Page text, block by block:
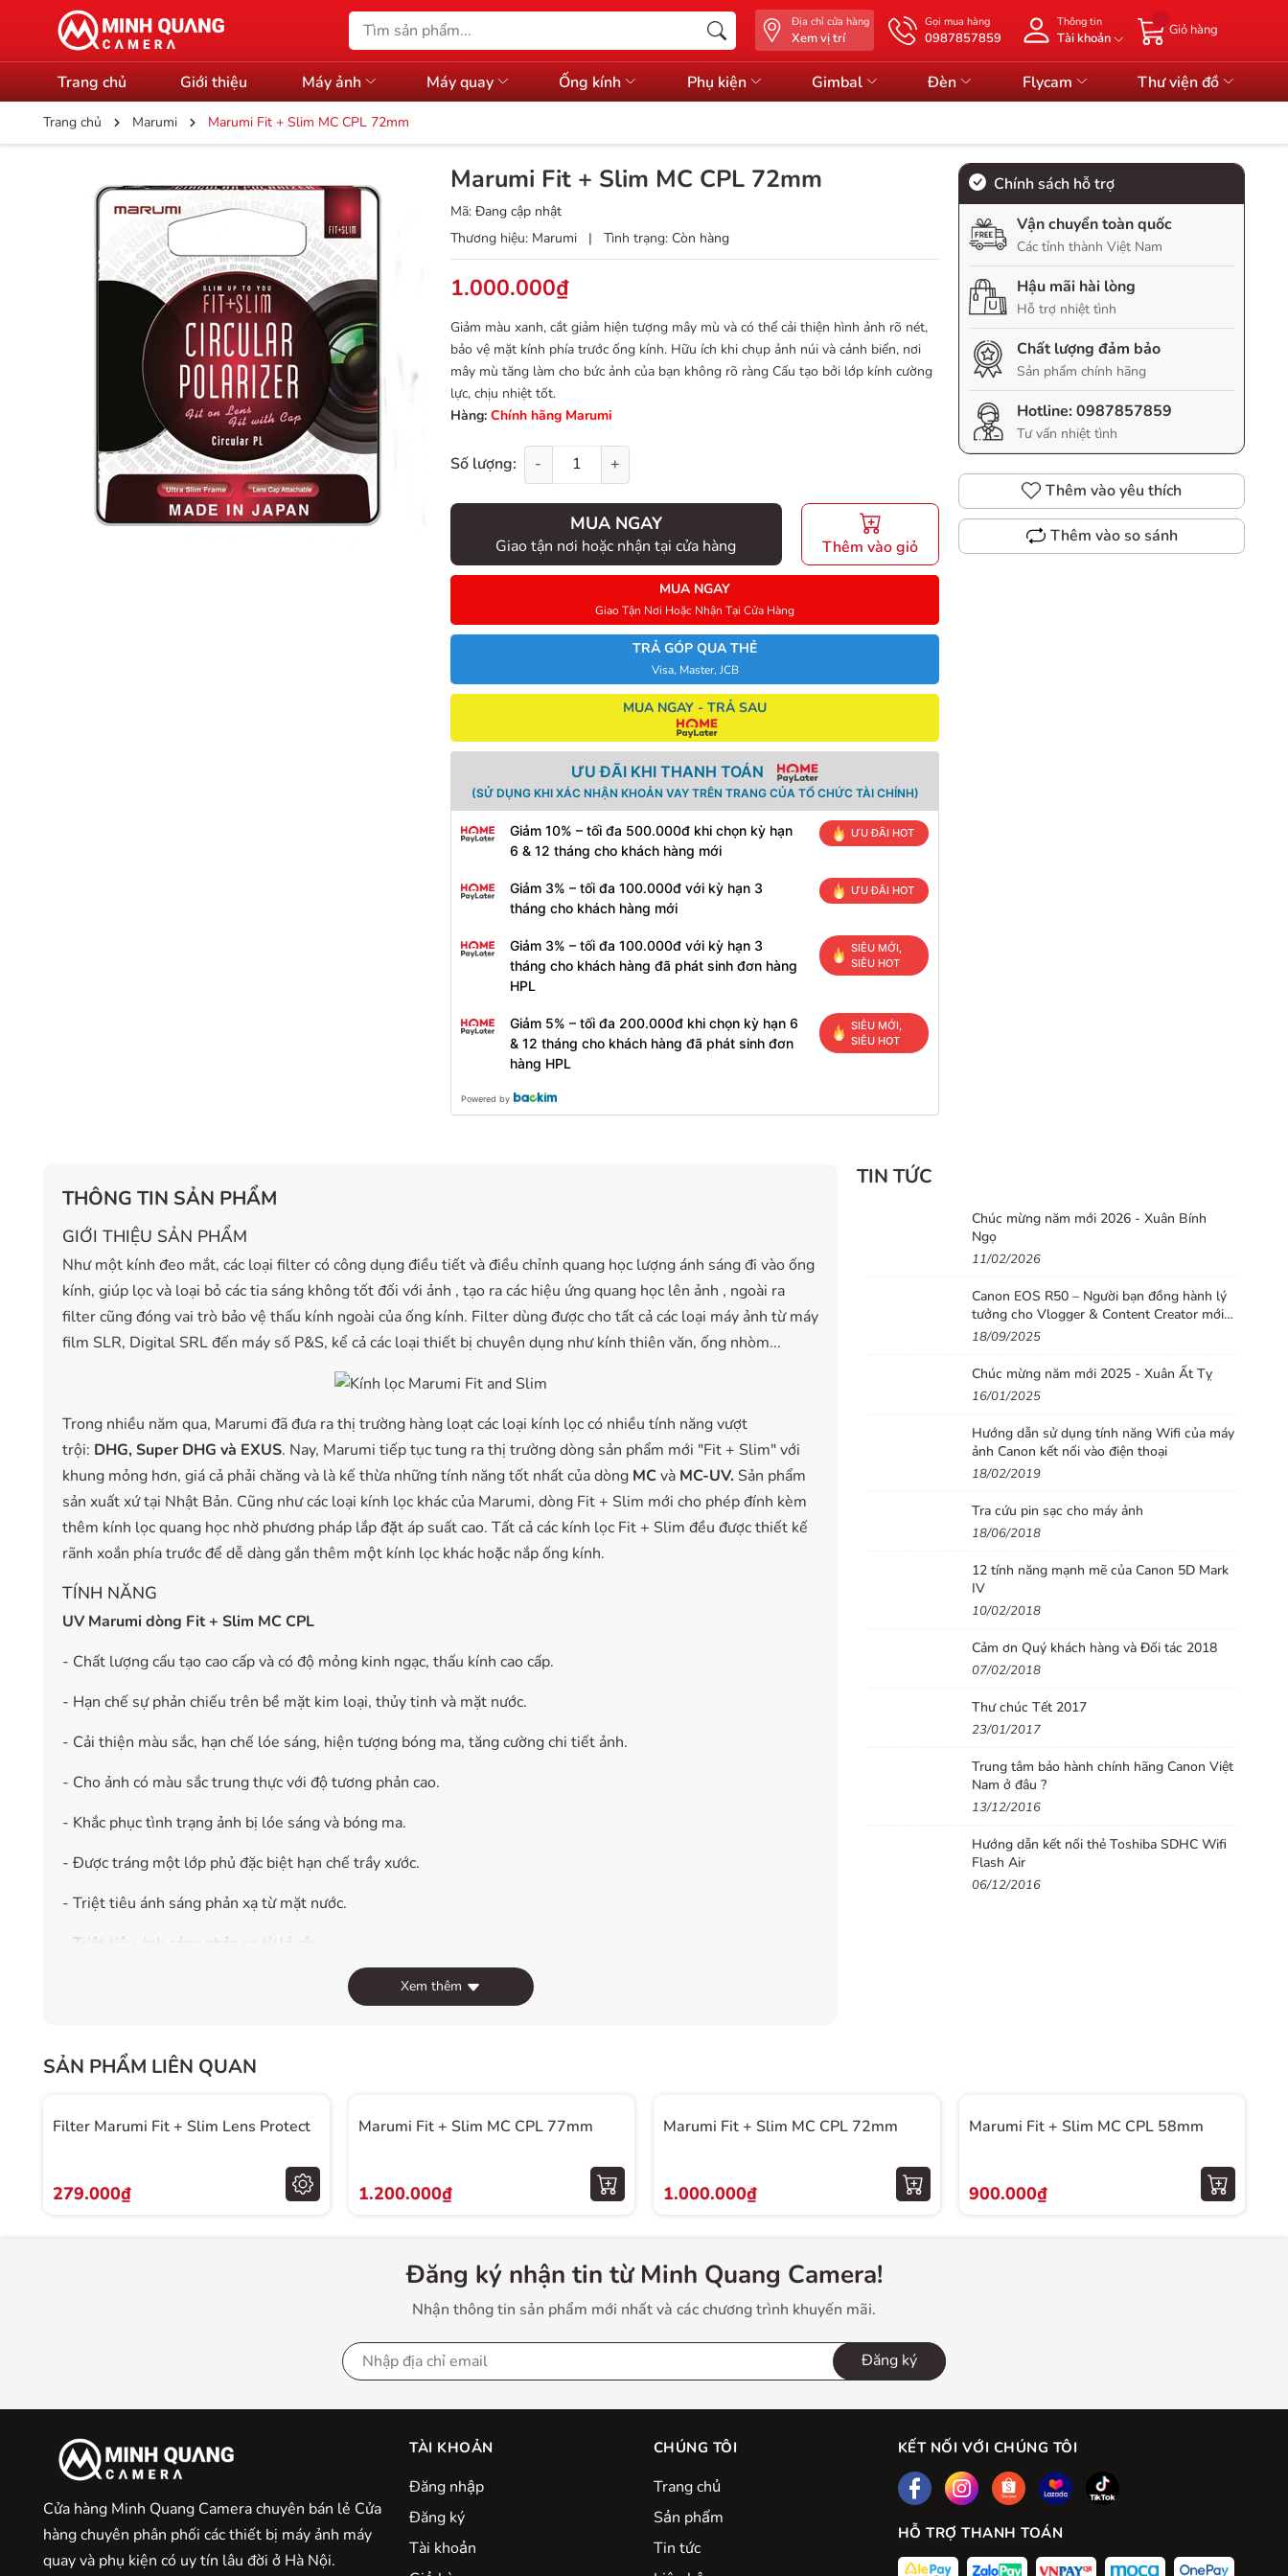
Địa chỉ cửa hàng
Xem vị trí
Gọi mua hàng
0987857859
Thông tin
Tài khoản
Giỏ hàng
Trang chủ Giới thiệu Máy ảnh Máy quay Ống kính Phụ kiện Gimbal Đèn Flycam Thư viện đồ
Trang chủ Marumi Marumi Fit + Slim MC CPL 72mm
Marumi Fit + Slim MC CPL 72mm
Mã: Đang cập nhật
Thương hiệu: Marumi | Tình trạng: Còn hàng
1.000.000₫
Giảm màu xanh, cắt giảm hiện tượng mây mù và có thể cải thiện hình ảnh rõ nét,
bảo vệ mặt kính phía trước ống kính. Hữu ích khi chụp ảnh núi và cảnh biển, nơi
mây mù tăng làm cho bức ảnh của bạn không rõ ràng Cấu tạo bởi lớp kính cường
lực, chịu nhiệt tốt.
Hàng: Chính hãng Marumi
Số lượng: - +
MUA NGAY
Giao tận nơi hoặc nhận tại cửa hàng Thêm vào giỏ
MUA NGAY
Giao Tận Nơi Hoặc Nhận Tại Cửa Hàng
TRẢ GÓP QUA THẺ
Visa, Master, JCB
MUA NGAY - TRẢ SAU
ƯU ĐÃI KHI THANH TOÁN
(SỬ DỤNG KHI XÁC NHẬN KHOẢN VAY TRÊN TRANG CỦA TỔ CHỨC TÀI CHÍNH)
Giảm 10% – tối đa 500.000đ khi chọn kỳ hạn
6 & 12 tháng cho khách hàng mới
ƯU ĐÃI HOT
Giảm 3% – tối đa 100.000đ với kỳ hạn 3
tháng cho khách hàng mới
ƯU ĐÃI HOT
Giảm 3% – tối đa 100.000đ với kỳ hạn 3
tháng cho khách hàng đã phát sinh đơn hàng
HPL
SIÊU MỚI,
SIÊU HOT
Giảm 5% – tối đa 200.000đ khi chọn kỳ hạn 6
& 12 tháng cho khách hàng đã phát sinh đơn
hàng HPL
SIÊU MỚI,
SIÊU HOT
Powered by
Chính sách hỗ trợ
Vận chuyển toàn quốc
Các tỉnh thành Việt Nam
Hậu mãi hài lòng
Hỗ trợ nhiệt tình
Chất lượng đảm bảo
Sản phẩm chính hãng
Hotline:0987857859
Tư vấn nhiệt tình
Thêm vào yêu thích
Thêm vào so sánh
THÔNG TIN SẢN PHẨM
GIỚI THIỆU SẢN PHẨM
Như một kính đeo mắt, các loại filter có công dụng điều tiết và điều chỉnh quang học lượng ánh sáng đi vào ống
kính, giúp lọc và loại bỏ các tia sáng không tốt đối với ảnh , tạo ra các hiệu ứng quang học lên ảnh , ngoài ra
filter cũng đóng vai trò bảo vệ thấu kính ngoài của ống kính. Filterdùng được cho tất cả các loại máy ảnh từ máy
film SLR, Digital SRL đến máy số P&S, kể cả các loại thiết bị chuyên dụng như kính thiên văn, ống nhòm...
Trong nhiều năm qua, Marumi đã đưa ra thị trường hàng loạt các loại kính lọc có nhiều tính năng vượt
trội: DHG, Super DHG và EXUS. Nay, Marumi tiếp tục tung ra thị trường dòng sản phẩm mới "Fit + Slim" với
khung mỏng hơn, giá cả phải chăng và là kế thừa những tính năng tốt nhất của dòng MCvà MC-UV. Sản phẩm
sản xuất xứ tại Nhật Bản. Cũng như các loại kính lọc khác của Marumi, dòng Fit + Slim mới cho phép đính kèm
thêm kính lọc quang học nhờ phương pháp lắp đặt áp suất cao. Tất cả các kính lọc Fit + Slim đều được thiết kế
rãnh xoắn phía trước để dễ dàng gắn thêm một kính lọc khác hoặc nắp ống kính.
TÍNH NĂNG
UV Marumi dòng Fit + Slim MC CPL
- Chất lượng cấu tạo cao cấp và có độ mỏng kinh ngạc, thấu kính cao cấp.
- Hạn chế sự phản chiếu trên bề mặt kim loại, thủy tinh và mặt nước.
- Cải thiện màu sắc, hạn chế lóe sáng, hiện tượng bóng ma, tăng cường chi tiết ảnh.
- Cho ảnh có màu sắc trung thực với độ tương phản cao.
- Khắc phục tình trạng ảnh bị lóe sáng và bóng ma.
- Được tráng một lớp phủ đặc biệt hạn chế trầy xước.
- Triệt tiêu ánh sáng phản xạ từ mặt nước.
- Triệt tiêu ánh sáng phản xạ từ lá cây.
- Cho bầu trời xanh hơn, mây nổi khối hơn.
- Cho ảnh trong trẻo và nét căng hơn.
Xem thêm
TIN TỨC
Chúc mừng năm mới 2026 - Xuân Bính
Ngọ
11/02/2026
Canon EOS R50 – Người bạn đồng hành lý
tưởng cho Vlogger & Content Creator mới
bắt đầu
18/09/2025
Chúc mừng năm mới 2025 - Xuân Ất Tỵ
16/01/2025
Hướng dẫn sử dụng tính năng Wifi của máy
ảnh Canon kết nối vào điện thoại
18/02/2019
Tra cứu pin sạc cho máy ảnh
18/06/2018
12 tính năng mạnh mẽ của Canon 5D Mark
IV
10/02/2018
Cảm ơn Quý khách hàng và Đối tác 2018
07/02/2018
Thư chúc Tết 2017
23/01/2017
Trung tâm bảo hành chính hãng Canon Việt
Nam ở đâu ?
13/12/2016
Hướng dẫn kết nối thẻ Toshiba SDHC Wifi
Flash Air
06/12/2016
SẢN PHẨM LIÊN QUAN
Filter Marumi Fit + Slim Lens Protect
279.000₫
Marumi Fit + Slim MC CPL 77mm
1.200.000₫
Marumi Fit + Slim MC CPL 72mm
1.000.000₫
Marumi Fit + Slim MC CPL 58mm
900.000₫
Đăng ký nhận tin từ Minh Quang Camera!
Nhận thông tin sản phẩm mới nhất và các chương trình khuyến mãi.
Đăng ký
Cửa hàng Minh Quang Camera chuyên bán lẻ Cửa
hàng chuyên phân phối các thiết bị máy ảnh máy
quay và phụ kiện có uy tín lâu đời ở Hà Nội.
TÀI KHOẢN
Đăng nhập
Đăng ký
Tài khoản
CHÚNG TÔI
Trang chủ
Sản phẩm
Tin tức
KẾT NỐI VỚI CHÚNG TÔI
HỖ TRỢ THANH TOÁN